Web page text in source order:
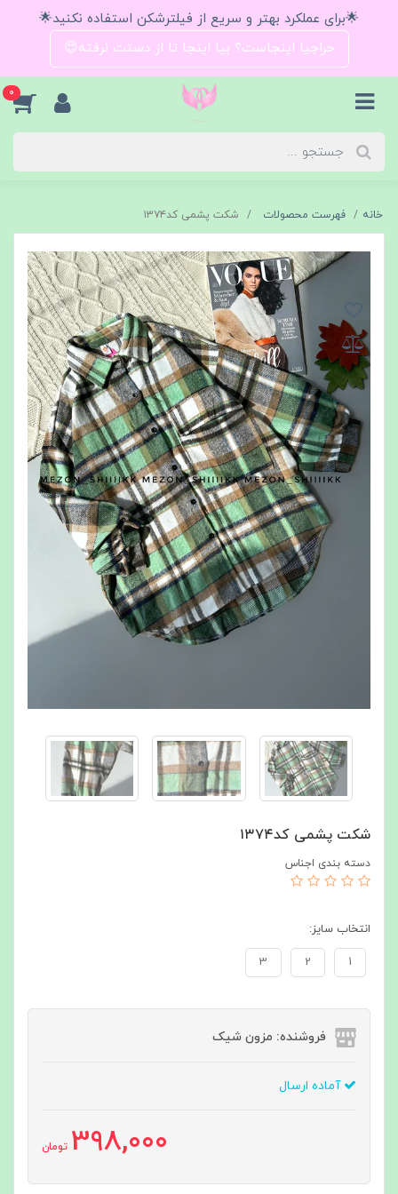
🌟برای عملکرد بهتر و سریع از فیلترشکن استفاده نکنید🌟
حراجیا اینجاست؟ بیا اینجا تا از دستت نرفته😍
0
خانه فهرست محصولات شکت پشمی کد۱۳۷۴
شکت پشمی کد۱۳۷۴
دسته بندی اجناس
انتخاب سایز:
1
2
3
فروشنده: مزون شیک
آماده ارسال
398,000 تومان